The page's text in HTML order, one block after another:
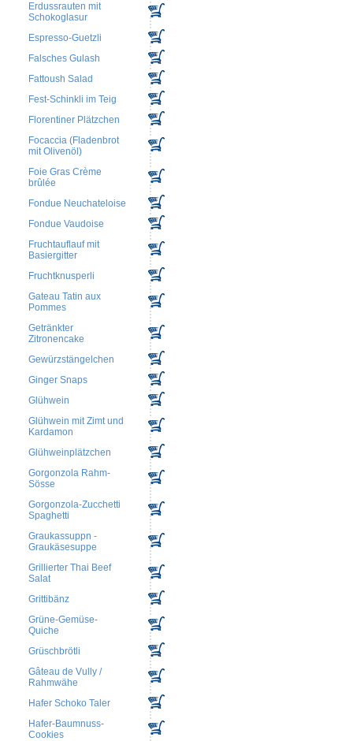
Erdussrauten mit
Schokoglasur
Espresso-Guetzli
Falsches Gulash
Fattoush Salad
Fest-Schinkli im Teig
Florentiner Plätzchen
Focaccia (Fladenbrot
mit Olivenöl)
Foie Gras Crème
brûlée
Fondue Neuchateloise
Fondue Vaudoise
Fruchtauflauf mit
Basiergitter
Fruchtknusperli
Gateau Tatin aux
Pommes
Getränkter
Zitronencake
Gewürzstängelchen
Ginger Snaps
Glühwein
Glühwein mit Zimt und
Kardamon
Glühweinplätzchen
Gorgonzola Rahm-
Sösse
Gorgonzola-Zucchetti
Spaghetti
Graukassuppn -
Graukäsesuppe
Grillierter Thai Beef
Salat
Grittibänz
Grüne-Gemüse-
Quiche
Grüschbrötli
Gâteau de Vully /
Rahmwähe
Hafer Schoko Taler
Hafer-Baumnuss-
Cookies